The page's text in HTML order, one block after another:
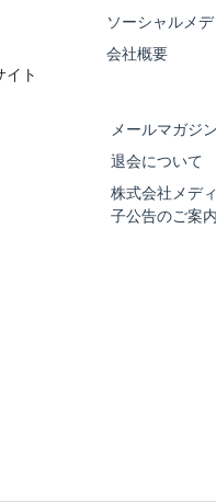
イト
ソーシャルメ
会社概要
メールマガジ
退会について
株式会社メデ
子公告のご案内